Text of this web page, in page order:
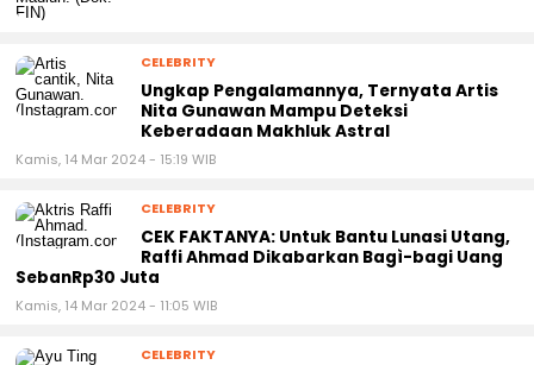
CELEBRITY
Ungkap Pengalamannya, Ternyata Artis
Nita Gunawan Mampu Deteksi
Keberadaan Makhluk Astral
Kamis, 14 Mar 2024 - 15:19 WIB
CELEBRITY
CEK FAKTANYA: Untuk Bantu Lunasi Utang,
Raffi Ahmad Dikabarkan Bagì-bagi Uang
SebanRp30 Juta
Kamis, 14 Mar 2024 - 11:05 WIB
CELEBRITY